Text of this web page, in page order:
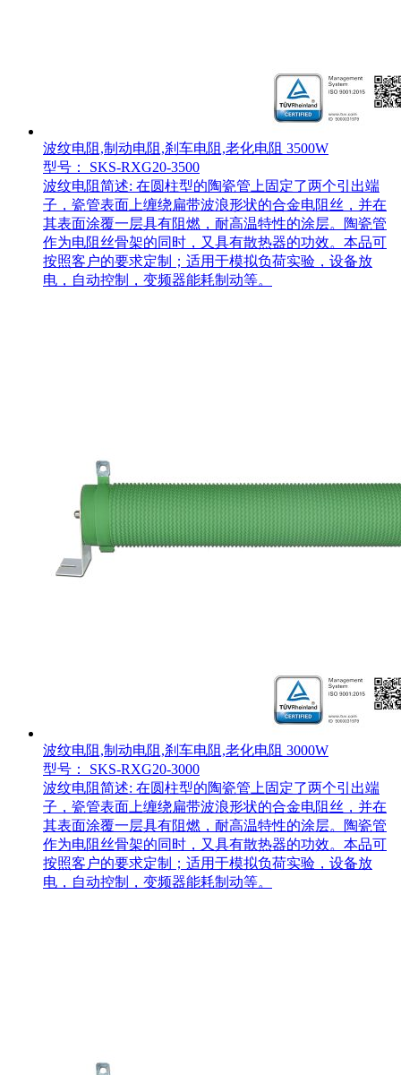
波纹电阻,制动电阻,刹车电阻,老化电阻 3500W
型号： SKS-RXG20-3500
波纹电阻简述: 在圆柱型的陶瓷管上固定了两个引出端
子，瓷管表面上缠绕扁带波浪形状的合金电阻丝，并在
其表面涂覆一层具有阻燃，耐高温特性的涂层。陶瓷管
作为电阻丝骨架的同时，又具有散热器的功效。本品可
按照客户的要求定制；适用于模拟负荷实验，设备放
电，自动控制，变频器能耗制动等。
波纹电阻,制动电阻,刹车电阻,老化电阻 3000W
型号： SKS-RXG20-3000
波纹电阻简述: 在圆柱型的陶瓷管上固定了两个引出端
子，瓷管表面上缠绕扁带波浪形状的合金电阻丝，并在
其表面涂覆一层具有阻燃，耐高温特性的涂层。陶瓷管
作为电阻丝骨架的同时，又具有散热器的功效。本品可
按照客户的要求定制；适用于模拟负荷实验，设备放
电，自动控制，变频器能耗制动等。